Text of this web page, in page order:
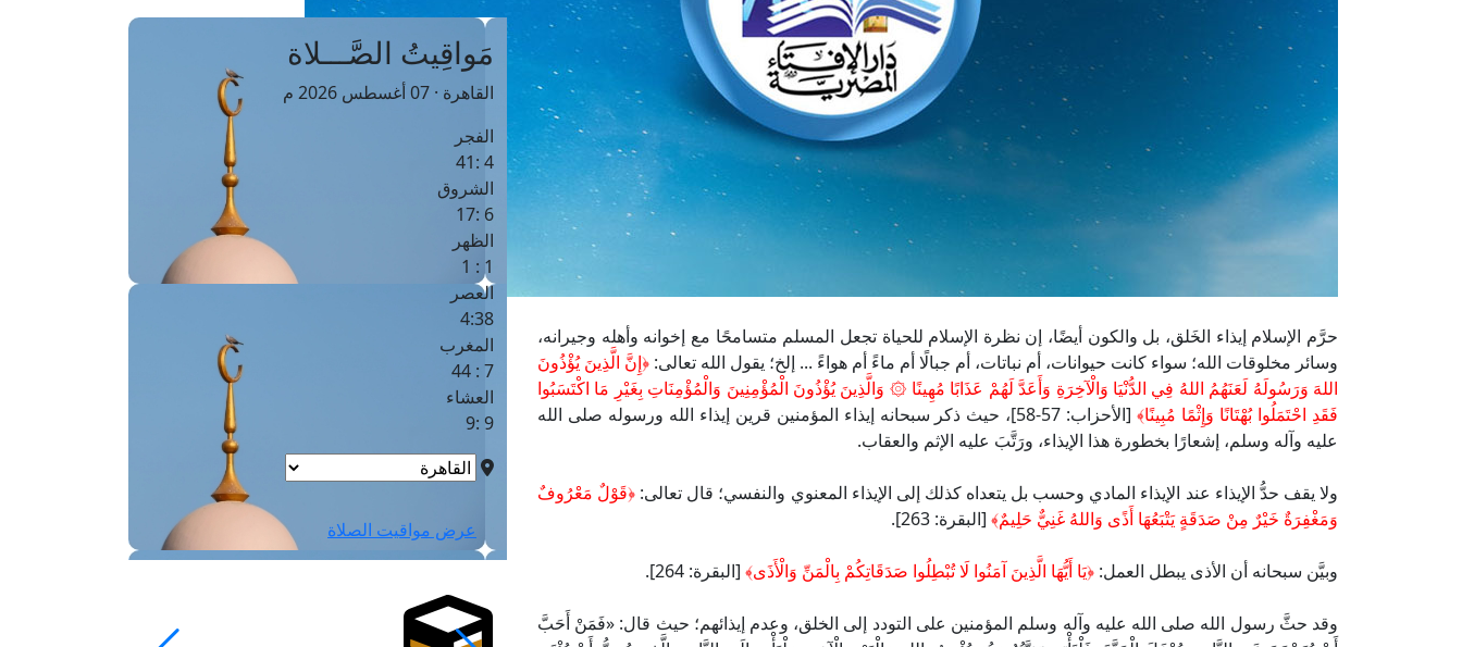
حرَّم الإسلام إيذاء الخَلق، بل والكون أيضًا، إن نظرة الإسلام للحياة تجعل المسلم متسامحًا مع إخوانه وأهله وجيرانه،
وسائر مخلوقات الله؛ سواء كانت حيوانات، أم نباتات، أم جبالًا أم ماءً أم هواءً ... إلخ؛ يقول الله تعالى: ﴿إِنَّ الَّذِينَ يُؤْذُونَ
اللهَ وَرَسُولَهُ لَعَنَهُمُ اللهُ فِي الدُّنْيَا وَالْآخِرَةِ وَأَعَدَّ لَهُمْ عَذَابًا مُهِينًا ۞ وَالَّذِينَ يُؤْذُونَ الْمُؤْمِنِينَ وَالْمُؤْمِنَاتِ بِغَيْرِ مَا اكْتَسَبُوا
فَقَدِ احْتَمَلُوا بُهْتَانًا وَإِثْمًا مُبِينًا﴾
[الأحزاب: 57-58]، حيث ذكر سبحانه إيذاء المؤمنين قرين إيذاء الله ورسوله صلى الله
عليه وآله وسلم، إشعارًا بخطورة هذا الإيذاء، ورَتَّبَ عليه الإثم والعقاب.
ولا يقف حدُّ الإيذاء عند الإيذاء المادي وحسب بل يتعداه كذلك إلى الإيذاء المعنوي والنفسي؛ قال تعالى: ﴿قَوْلٌ مَعْرُوفٌ
وَمَغْفِرَةٌ خَيْرٌ مِنْ صَدَقَةٍ يَتْبَعُهَا أَذًى وَاللهُ غَنِيٌّ حَلِيمٌ﴾ [البقرة: 263].
وبيَّن سبحانه أن الأذى يبطل العمل: ﴿يَا أَيُّهَا الَّذِينَ آمَنُوا لَا تُبْطِلُوا صَدَقَاتِكُمْ بِالْمَنِّ وَالْأَذَى﴾ [البقرة: 264].
وقد حثَّ رسول الله صلى الله عليه وآله وسلم المؤمنين على التودد إلى الخلق، وعدم إيذائهم؛ حيث قال: «فَمَنْ أَحَبَّ
مَواقِيتُ الصَّـــلاة
القاهرة · 07 أغسطس 2026 م
الفجر
4 :41
الشروق
6 :17
الظهر
1 : 1
العصر
4:38
المغرب
7 : 44
العشاء
9 :9
عرض مواقيت الصلاة